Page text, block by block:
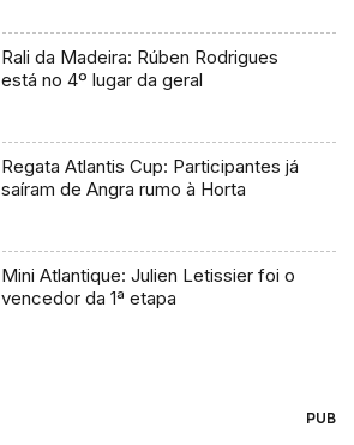
Rali da Madeira: Rúben Rodrigues
está no 4º lugar da geral
Regata Atlantis Cup: Participantes já
saíram de Angra rumo à Horta
Mini Atlantique: Julien Letissier foi o
vencedor da 1ª etapa
PUB